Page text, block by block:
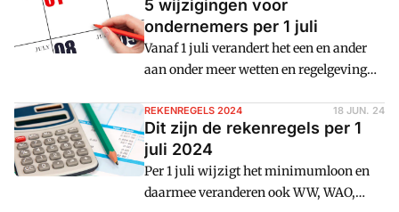
5 wijzigingen voor
ondernemers per 1 juli
Vanaf 1 juli verandert het een en ander
aan onder meer wetten en regelgeving
in vergelijking met voorgaande jaren
met slechts enkele veranderingen. Cm:
somt ze hier op.
REKENREGELS 2024 18 JUN. 24
Dit zijn de rekenregels per 1
juli 2024
Per 1 juli wijzigt het minimumloon en
daarmee veranderen ook WW, WAO,